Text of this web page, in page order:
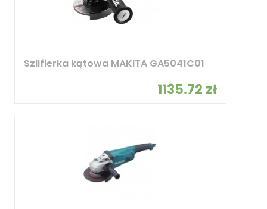
Szlifierka kątowa MAKITA GA5041C01
1135.72 zł